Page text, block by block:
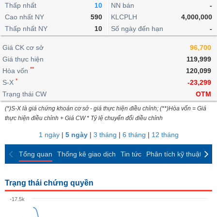
lỗ
dịch
nội
Niên
giám
Tài
liệu
cổ
Định
giá
ngoài
doanh
Top
cổ
phiếu
ngành
giao
dịch
dịch
Chứng
quyền
quan
Thống
giao
dịch
Thống
giao
dịch
Tin
tức
Phân
tích
kỹ
thuật
trực
tuyến
Bộ
lọc
cổ
So
sánh
Báo
cáo
Vĩ
mô
lai
Chứng
quyền
Trái
phiếu
IR
Awards
tạo
Dịch
vụ
Thấp nhất
10
Cao nhất NY
590
Thấp nhất NY
10
NN bán
-
KLCPLH
4,000,000
Số ngày đến hạn
-
Giá CK cơ sở
96,700
Giá thực hiện
119,999
Hòa vốn **
120,099
S-X *
-23,299
Trạng thái CW
OTM
(*)S-X là giá chứng khoán cơ sở - giá thực hiện điều chỉnh; (**)Hòa vốn = Giá
thực hiện điều chỉnh + Giá CW * Tỷ lệ chuyển đổi điều chỉnh
1 ngày| 5 ngày| 3 tháng | 6 tháng | 12 tháng
Tổng quan Thống kê giao dịch Tin tức Phân tích kỹ thuật
Trạng thái chứng quyền
-17.5k
BẤT
ĐỘNG
SẢN
TÀI
CHÍNH
HÀNG
KINH